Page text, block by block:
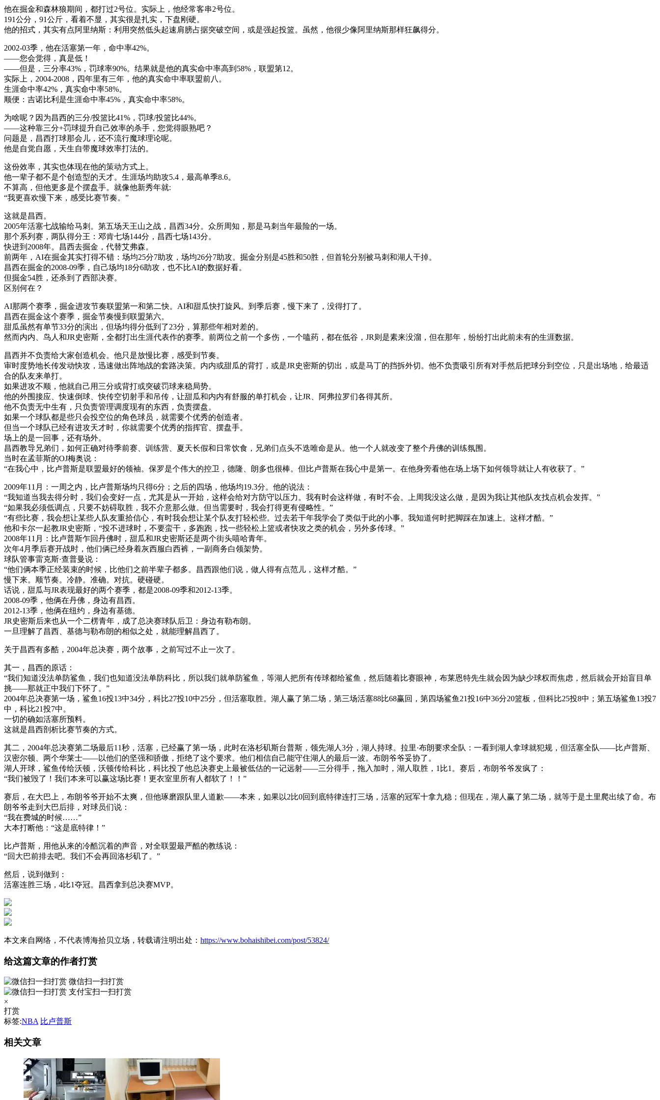
他在掘金和森林狼期间，都打过2号位。实际上，他经常客串2号位。
191公分，91公斤，看着不显，其实很是扎实，下盘刚硬。
他的招式，其实有点阿里纳斯：利用突然低头起速肩膀占据突破空间，或是强起投篮。虽然，他很少像阿里纳斯那样狂飙得分。
2002-03季，他在活塞第一年，命中率42%。
——您会觉得，真是低！
——但是，三分率43%，罚球率90%。结果就是他的真实命中率高到58%，联盟第12。
实际上，2004-2008，四年里有三年，他的真实命中率联盟前八。
生涯命中率42%，真实命中率58%。
顺便：吉诺比利是生涯命中率45%，真实命中率58%。
为啥呢？因为昌西的三分/投篮比41%，罚球/投篮比44%。
——这种靠三分+罚球提升自己效率的杀手，您觉得眼熟吧？
问题是，昌西打球那会儿，还不流行魔球理论呢。
他是自觉自愿，天生自带魔球效率打法的。
这份效率，其实也体现在他的策动方式上。
他一辈子都不是个创造型的天才。生涯场均助攻5.4，最高单季8.6。
不算高，但他更多是个摆盘手。就像他新秀年就:
“我更喜欢慢下来，感受比赛节奏。”
这就是昌西。
2005年活塞七战输给马刺。第五场天王山之战，昌西34分。众所周知，那是马刺当年最险的一场。
那个系列赛，两队得分王：邓肯七场144分，昌西七场143分。
快进到2008年。昌西去掘金，代替艾弗森。
前两年，AI在掘金其实打得不错：场均25分7助攻，场均26分7助攻。掘金分别是45胜和50胜，但首轮分别被马刺和湖人干掉。
昌西在掘金的2008-09季，自己场均18分6助攻，也不比AI的数据好看。
但掘金54胜，还杀到了西部决赛。
区别何在？
AI那两个赛季，掘金进攻节奏联盟第一和第二快。AI和甜瓜快打旋风。到季后赛，慢下来了，没得打了。
昌西在掘金这个赛季，掘金节奏慢到联盟第六。
甜瓜虽然有单节33分的演出，但场均得分低到了23分，算那些年相对差的。
然而内内、鸟人和JR史密斯，全都打出生涯代表作的赛季。前两位之前一个多伤，一个嗑药，都在低谷，JR则是素来没溜，但在那年，纷纷打出此前未有的生涯数据。
昌西并不负责给大家创造机会。他只是放慢比赛，感受到节奏。
审时度势地长传发动快攻，迅速做出阵地战的套路决策。内内或甜瓜的背打，或是JR史密斯的切出，或是马丁的挡拆外切。他不负责吸引所有对手然后把球分到空位，只是出场地，给最适
合的队友来单打。
如果进攻不顺，他就自己用三分或背打或突破罚球来稳局势。
他的外围接应、快速倒球、快传空切射手和吊传，让甜瓜和内内有舒服的单打机会，让JR、阿弗拉罗们各得其所。
他不负责无中生有，只负责管理调度现有的东西，负责摆盘。
如果一个球队都是些只会投空位的角色球员，就需要个优秀的创造者。
但当一个球队已经有进攻天才时，你就需要个优秀的指挥官、摆盘手。
场上的是一回事，还有场外。
昌西教导兄弟们，如何正确对待季前赛、训练营、夏天长假和日常饮食，兄弟们点头不迭唯命是从。他一个人就改变了整个丹佛的训练氛围。
当时在孟菲斯的OJ梅奥说：
“在我心中，比卢普斯是联盟最好的领袖。保罗是个伟大的控卫，德隆、朗多也很棒。但比卢普斯在我心中是第一。在他身旁看他在场上场下如何领导就让人有收获了。”
2009年11月：一周之内，比卢普斯场均只得6分；之后的四场，他场均19.3分。他的说法：
“我知道当我去得分时，我们会变好一点，尤其是从一开始，这样会给对方防守以压力。我有时会这样做，有时不会。上周我没这么做，是因为我让其他队友找点机会发挥。”
“如果我必须低调点，只要不妨碍取胜，我不介意那么做。但当需要时，我会打得更有侵略性。”
“有些比赛，我会想让某些人队友重拾信心，有时我会想让某个队友打轻松些。过去若干年我学会了类似于此的小事。我知道何时把脚踩在加速上。这样才酷。”
他和卡尔一起教JR史密斯，“投不进球时，不要蛮干，多跑跑，找一些轻松上篮或者快攻之类的机会，另外多传球。”
2008年11月：比卢普斯乍回丹佛时，甜瓜和JR史密斯还是两个街头嘻哈青年。
次年4月季后赛开战时，他们俩已经身着灰西服白西裤，一副商务白领架势。
球队管事雷克斯·查普曼说：
“他们俩本季正经装束的时候，比他们之前半辈子都多。昌西跟他们说，做人得有点范儿，这样才酷。”
慢下来。顺节奏。冷静。准确。对抗。硬碰硬。
话说，甜瓜与JR表现最好的两个赛季，都是2008-09季和2012-13季。
2008-09季，他俩在丹佛，身边有昌西。
2012-13季，他俩在纽约，身边有基德。
JR史密斯后来也从一个二楞青年，成了总决赛球队后卫：身边有勒布朗。
一旦理解了昌西、基德与勒布朗的相似之处，就能理解昌西了。
关于昌西有多酷，2004年总决赛，两个故事，之前写过不止一次了。
其一，昌西的原话：
“我们知道没法单防鲨鱼，我们也知道没法单防科比，所以我们就单防鲨鱼，等湖人把所有传球都给鲨鱼，然后随着比赛眼神，布莱恩特先生就会因为缺少球权而焦虑，然后就会开始盲目单
挑——那就正中我们下怀了。”
2004年总决赛第一场，鲨鱼16投13中34分，科比27投10中25分，但活塞取胜。湖人赢了第二场，第三场活塞88比68赢回，第四场鲨鱼21投16中36分20篮板，但科比25投8中；第五场鲨鱼13投7
中，科比21投7中。
一切的确如活塞所预料。
这就是昌西剖析比赛节奏的方式。
其二，2004年总决赛第二场最后11秒，活塞，已经赢了第一场，此时在洛杉矶斯台普斯，领先湖人3分，湖人持球。拉里·布朗要求全队：一看到湖人拿球就犯规，但活塞全队——比卢普斯、
汉密尔顿、两个华莱士——以他们的坚强和骄傲，拒绝了这个要求。他们相信自己能守住湖人的最后一波。布朗爷爷妥协了。
湖人开球，鲨鱼传给沃顿，沃顿传给科比，科比投了他总决赛史上最被低估的一记远射——三分得手，拖入加时，湖人取胜，1比1。赛后，布朗爷爷发疯了：
“我们被毁了！我们本来可以赢这场比赛！更衣室里所有人都软了！！”
赛后，在大巴上，布朗爷爷开始不太爽，但他琢磨跟队里人道歉——本来，如果以2比0回到底特律连打三场，活塞的冠军十拿九稳；但现在，湖人赢了第二场，就等于是土里爬出续了命。布
朗爷爷走到大巴后排，对球员们说：
“我在费城的时候……”
大本打断他：“这是底特律！”
比卢普斯，用他从来的冷酷沉着的声音，对全联盟最严酷的教练说：
“回大巴前排去吧。我们不会再回洛杉矶了。”
然后，说到做到：
活塞连胜三场，4比1夺冠。昌西拿到总决赛MVP。
本文来自网络，不代表博海拾贝立场，转载请注明出处： https://www.bohaishibei.com/post/53824/
给这篇文章的作者打赏
微信扫一扫打赏
支付宝扫一扫打赏
×
打赏
标签:NBA 比卢普斯
相关文章